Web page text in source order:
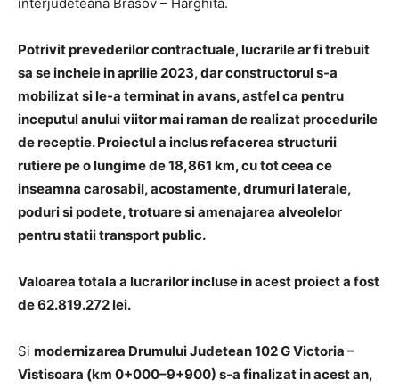
Potrivit prevederilor contractuale, lucrarile ar fi trebuit
sa se incheie in aprilie 2023, dar constructorul s-a
mobilizat si le-a terminat in avans, astfel ca pentru
inceputul anului viitor mai raman de realizat procedurile
de receptie. Proiectul a inclus refacerea structurii
rutiere pe o lungime de 18,861 km, cu tot ceea ce
inseamna carosabil, acostamente, drumuri laterale,
poduri si podete, trotuare si amenajarea alveolelor
pentru statii transport public.
Valoarea totala a lucrarilor incluse in acest proiect a fost
de 62.819.272 lei.
Si modernizarea Drumului Judetean 102 G Victoria –
Vistisoara (km 0+000–9+900) s-a finalizat in acest an,